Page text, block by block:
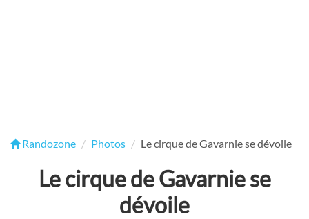
Randozone Photos Le cirque de Gavarnie se dévoile
Le cirque de Gavarnie se
dévoile